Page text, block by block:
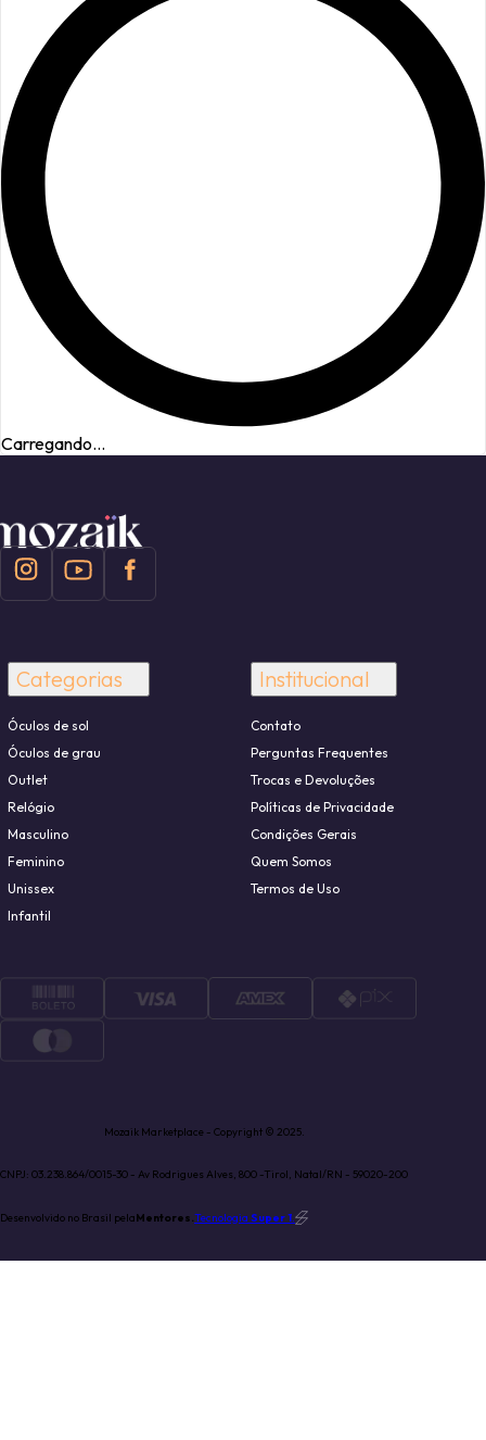
Carregando...
Categorias
Óculos de sol
Óculos de grau
Outlet
Relógio
Masculino
Feminino
Unissex
Infantil
Institucional
Contato
Perguntas Frequentes
Trocas e Devoluções
Políticas de Privacidade
Condições Gerais
Quem Somos
Termos de Uso
Mozaik Marketplace - Copyright © 2025.
CNPJ: 03.238.864/0015-30 - Av Rodrigues Alves, 800 -Tirol, Natal/RN - 59020-200
Desenvolvido no Brasil pelaMentores.Tecnologia Super 1.